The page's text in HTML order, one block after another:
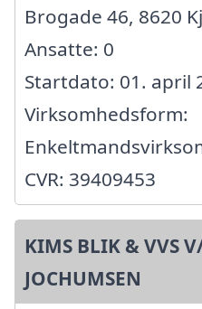
Brogade 46, 8620
Ansatte: 0
Startdato: 01. april
Virksomhedsform:
CVR: 39409453
KIMS BLIK & VVS
JOCHUMSEN